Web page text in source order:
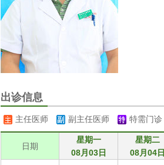
出诊信息
主任医师 副主任医师 特需门诊
日期
星期一
08月03日
星期二
08月04日